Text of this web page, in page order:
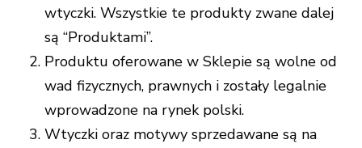
wtyczki. Wszystkie te produkty zwane dalej
są “Produktami”.
Produktu oferowane w Sklepie są wolne od
wad fizycznych, prawnych i zostały legalnie
wprowadzone na rynek polski.
Wtyczki oraz motywy sprzedawane są na